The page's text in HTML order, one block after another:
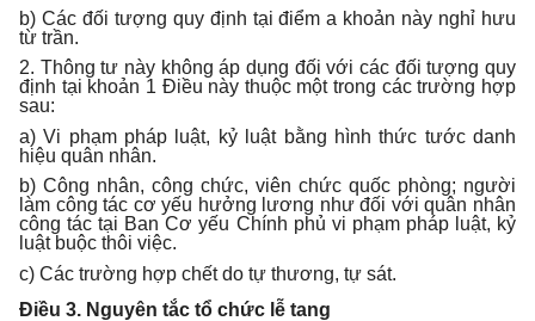
b) Các đối tượng quy định tại điểm a khoản này nghỉ hưu
từ trần.
2. Thông tư này không áp dụng đối với các đối tượng quy
định tại khoản 1 Điều này thuộc một trong các trường hợp
sau:
a) Vi phạm pháp luật, kỷ luật bằng hình thức tước danh
hiệu quân nhân.
b) Công nhân, công chức, viên chức quốc phòng; người
làm công tác cơ yếu hưởng lương như đối với quân nhân
công tác tại Ban Cơ yếu Chính phủ vi phạm pháp luật, kỷ
luật buộc thôi việc.
c) Các trường hợp chết do tự thương, tự sát.
Điều 3. Nguyên tắc tổ chức lễ tang